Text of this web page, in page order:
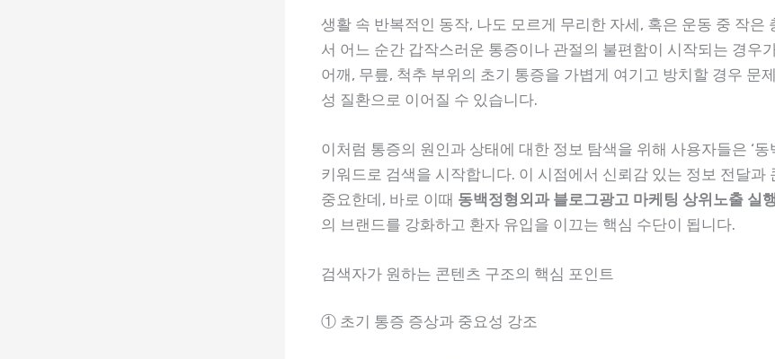
생활 속 반복적인 동작, 나도 모르게 무리한 자세, 혹은 운동 중 작은
서 어느 순간 갑작스러운 통증이나 관절의 불편함이 시작되는 경우
어깨, 무릎, 척추 부위의 초기 통증을 가볍게 여기고 방치할 경우 문
성 질환으로 이어질 수 있습니다.
이처럼 통증의 원인과 상태에 대한 정보 탐색을 위해 사용자들은 ‘동
키워드로 검색을 시작합니다. 이 시점에서 신뢰감 있는 정보 전달과
중요한데, 바로 이때 동백정형외과 블로그광고 마케팅 상위노출 실
의 브랜드를 강화하고 환자 유입을 이끄는 핵심 수단이 됩니다.
검색자가 원하는 콘텐츠 구조의 핵심 포인트
① 초기 통증 증상과 중요성 강조